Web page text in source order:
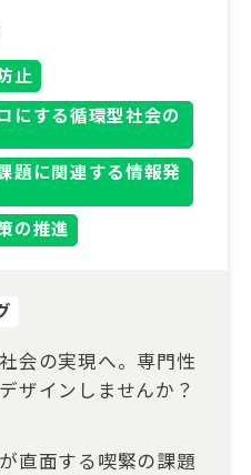
止
にする循環型社会の
題に関連する情報発
の推進
会の実現へ。専門性
ザインしませんか？
直面する喫緊の課題